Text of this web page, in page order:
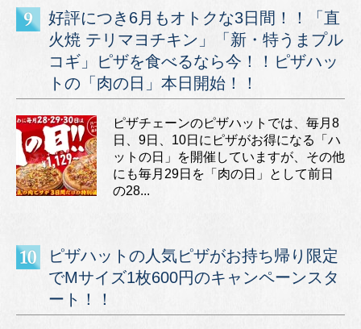
好評につき6月もオトクな3日間！！「直
火焼 テリマヨチキン」「新・特うまプル
コギ」ピザを食べるなら今！！ピザハッ
トの「肉の日」本日開始！！
ピザチェーンのピザハットでは、毎月8
日、9日、10日にピザがお得になる「ハ
ットの日」を開催していますが、その他
にも毎月29日を「肉の日」として前日
の28...
ピザハットの人気ピザがお持ち帰り限定
でMサイズ1枚600円のキャンペーンスタ
ート！！